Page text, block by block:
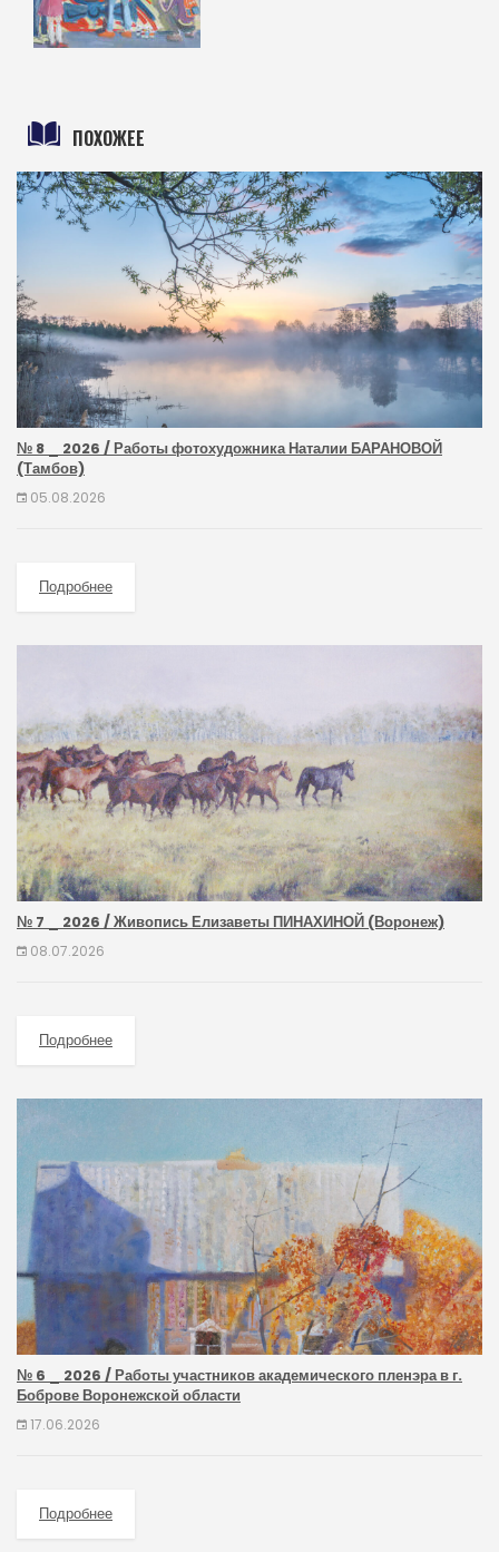
ПОХОЖЕЕ
№ 8 _ 2026 / Работы фотохудожника Наталии БАРАНОВОЙ
(Тамбов)
05.08.2026
Подробнее
№ 7 _ 2026 / Живопись Елизаветы ПИНАХИНОЙ (Воронеж)
08.07.2026
Подробнее
№ 6 _ 2026 / Работы участников академического пленэра в г.
Боброве Воронежской области
17.06.2026
Подробнее